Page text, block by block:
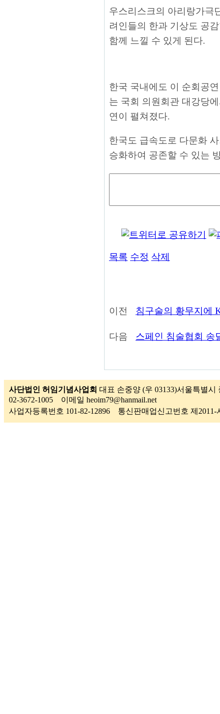
우스리스크의 아리랑가극
려인들의 한과 기상도 공
함께 느낄 수 있게 된다.
한국 국내에도 이 순회공
는 국회 의원회관 대강당
연이 펼쳐졌다.
한국도 급속도로 다문화
승화하여 공존할 수 있는
목록 수정 삭제
이전 침구술의 황무지에
다음 스페인 침술협회 송
사단법인 허임기념사업회 대표 손중양 (우 03133)서울특별
02-3672-1005 이메일 heoim79@hanmail.net
사업자등록번호 101-82-12896 통신판매업신고번호 제